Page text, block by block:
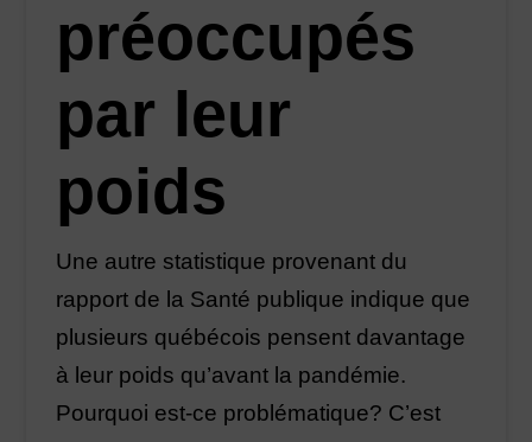
préoccupés
par leur
poids
Une autre statistique provenant du
rapport de la Santé publique indique que
plusieurs québécois pensent davantage
à leur poids qu’avant la pandémie.
Pourquoi est-ce problématique? C’est